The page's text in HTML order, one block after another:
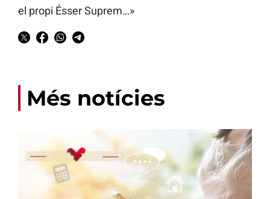
el propi Ésser Suprem…»
Més notícies